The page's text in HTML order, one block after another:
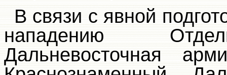
В связи с явной
нападению
Дальневосточная